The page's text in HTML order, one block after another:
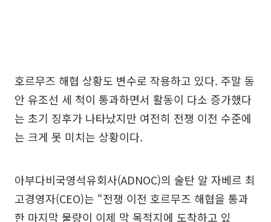
호르무즈 해협 상황도 변수로 작용하고 있다. 주말 동
안 유조선 세 척이 통과하면서 활동이 다소 증가했다
는 초기 징후가 나타났지만 여전히 전쟁 이전 수준에
는 크게 못 미치는 상황이다.
아부다비국영석유회사(ADNOC)의 술탄 알 자베르 최
고경영자(CEO)는 “전쟁 이전 호르무즈 해협을 통과
한 마지막 물량이 이제 막 목적지에 도착하고 있